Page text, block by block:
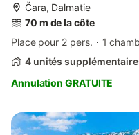
Čara, Dalmatie
70 m de la côte
Place pour 2 pers.
1
4 unités
Annulation GRATUITE